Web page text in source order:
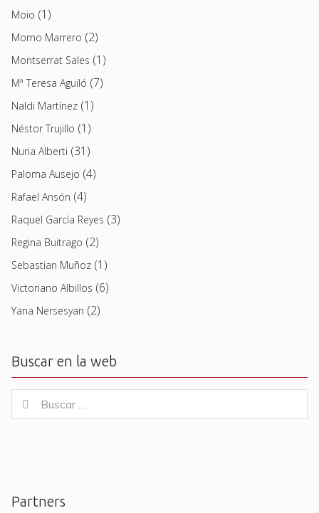
Moio (1)
Momo Marrero (2)
Montserrat Sales (1)
Mª Teresa Aguiló (7)
Naldi Martínez (1)
Néstor Trujillo (1)
Nuria Alberti (31)
Paloma Ausejo (4)
Rafael Ansón (4)
Raquel García Reyes (3)
Regina Buitrago (2)
Sebastian Muñoz (1)
Victoriano Albillos (6)
Yana Nersesyan (2)
Buscar en la web
for:
Buscar
Partners